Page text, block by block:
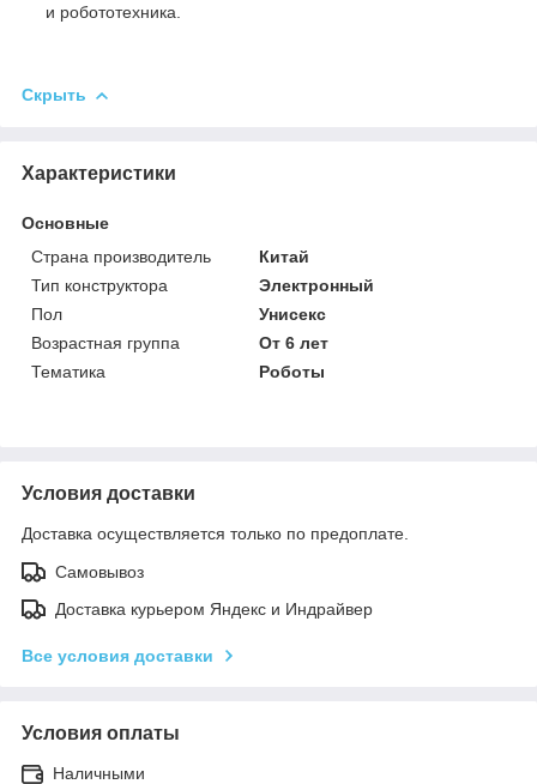
и робототехника.
Скрыть
Характеристики
Основные
Страна производитель
Китай
Тип конструктора
Электронный
Пол
Унисекс
Возрастная группа
От 6 лет
Тематика
Роботы
Условия доставки
Доставка осуществляется только по предоплате.
Самовывоз
Доставка курьером Яндекс и Индрайвер
Все условия доставки
Условия оплаты
Наличными